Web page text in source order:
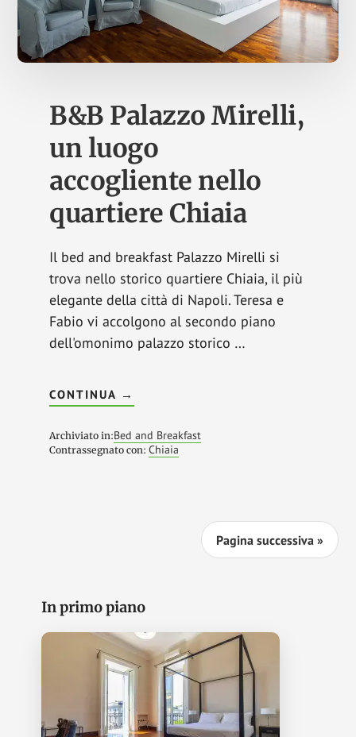
B&B Palazzo Mirelli,
un luogo
accogliente nello
quartiere Chiaia
Il bed and breakfast Palazzo Mirelli si
trova nello storico quartiere Chiaia, il più
elegante della città di Napoli. Teresa e
Fabio vi accolgono al secondo piano
dell'omonimo palazzo storico …
CONTINUA INFOB&B
PALAZZO
UN
LUOGO
ACCOGLIENTE
→
Archiviato in:Bed and Breakfast
Contrassegnato con:Chiaia
Pagina successiva »
laterale
primaria
In primo piano